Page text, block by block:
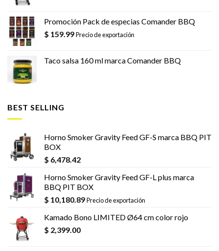
Promoción Pack de especias Comander BBQ
$ 159.99Precio de exportación
Taco salsa 160 ml marca Comander BBQ
BEST SELLING
Horno Smoker Gravity Feed GF-S marca BBQ PIT
BOX
$ 6,478.42
Horno Smoker Gravity Feed GF-L plus marca
BBQ PIT BOX
$ 10,180.89Precio de exportación
Kamado Bono LIMITED Ø64 cm color rojo
$ 2,399.00